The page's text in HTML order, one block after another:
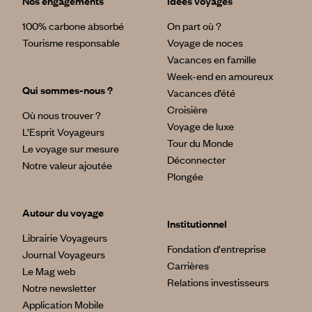
100% carbone absorbé
Tourisme responsable
Qui sommes-nous ?
Où nous trouver ?
L’Esprit Voyageurs
Le voyage sur mesure
Notre valeur ajoutée
Autour du voyage
Librairie Voyageurs
Journal Voyageurs
Le Mag web
Notre newsletter
Application Mobile
On part où ?
Voyage de noces
Vacances en famille
Week-end en amoureux
Vacances d’été
Croisière
Voyage de luxe
Tour du Monde
Déconnecter
Plongée
Institutionnel
Fondation d'entreprise
Carrières
Relations investisseurs